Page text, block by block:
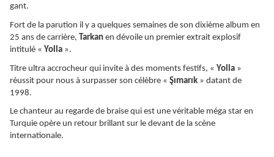
gant.
Fort de la parution il y a quelques semaines de son dixième album en
25 ans de carrière,
Tarkan en dévoile un premier extrait explosif
intitulé « Yolla ».
Titre ultra accrocheur qui invite à des moments festifs, « Yolla »
réussit pour nous à surpasser son célèbre « Şımarık » datant de
1998.
Le chanteur au regarde de braise qui est une véritable méga star en
Turquie opère un retour brillant sur le devant de la scène
internationale.